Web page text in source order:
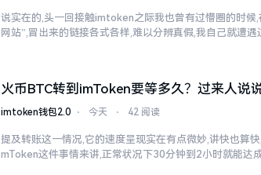
说实在的,头一回接触imtoken之际我也曾有过懵圈的时
网站”,冒出来的链接各式各样,难以分辨真假,我自己就遭遇
火币BTC转到imToken要等多久？过来人说
imtoken钱包2.0 ⋅ 今天 ⋅ 42 阅读
提及转账这一情况,它的速度呈现实在有点微妙,讲快也算
mToken这件事情来讲,正常状况下30分钟到2小时就能达